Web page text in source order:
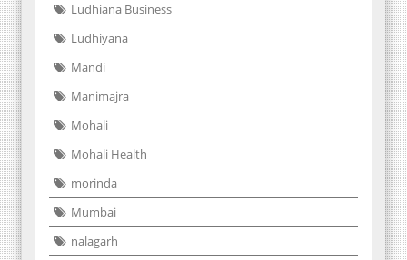
Ludhiana Business
Ludhiyana
Mandi
Manimajra
Mohali
Mohali Health
morinda
Mumbai
nalagarh